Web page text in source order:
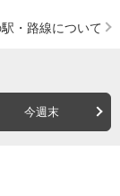
・路線について
今週末